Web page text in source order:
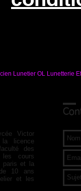
Lunetier OL Lunetterie
Victor
licence
des
les cours
paris et la
10 ans
et les